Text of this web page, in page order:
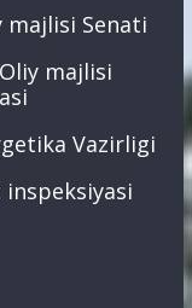
majlisi Senati
majlisi
Vazirligi